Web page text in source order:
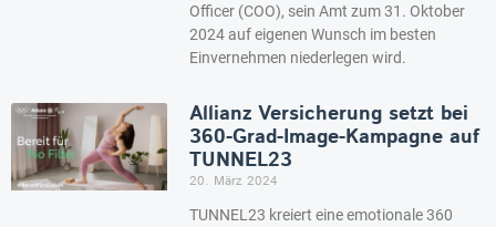
Officer (COO), sein Amt zum 31. Oktober
2024 auf eigenen Wunsch im besten
Einvernehmen niederlegen wird.
Allianz Versicherung setzt bei
360-Grad-Image-Kampagne auf
TUNNEL23
20. März 2024
TUNNEL23 kreiert eine emotionale 360